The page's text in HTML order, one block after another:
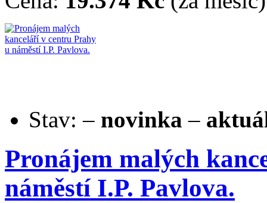
Stav: – novinka –
Pronájem malých
náměstí I.P. Pavlova.